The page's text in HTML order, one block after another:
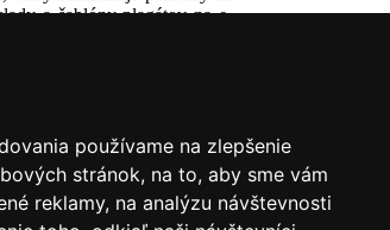
používame na zlepšenie
stránok, na to, aby sme vám
reklamy, na analýzu návštevnosti
a šablóny plagátov na e-
programu.